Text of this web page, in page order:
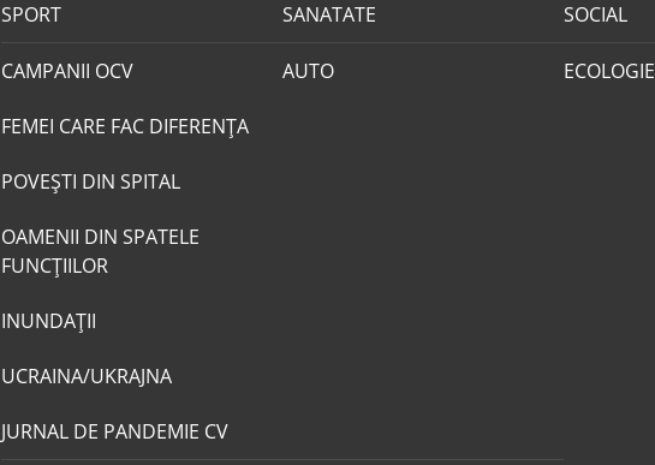
SPORT SANATATE SOCIAL
CAMPANII OCV
FEMEI CARE FAC DIFERENȚA
POVEŞTI DIN SPITAL
OAMENII DIN SPATELE
FUNCŢIILOR
INUNDAŢII
UCRAINA/UKRAJNA
JURNAL DE PANDEMIE CV
AUTO ECOLOGIE